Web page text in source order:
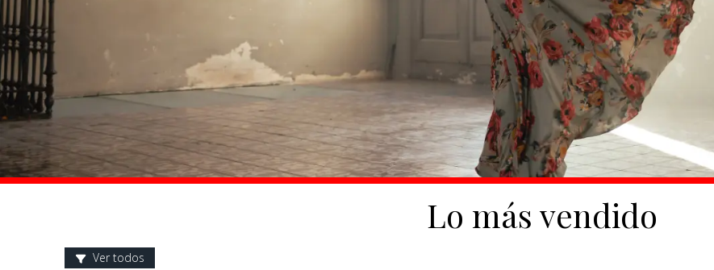
Lo más vendido
Ver todos